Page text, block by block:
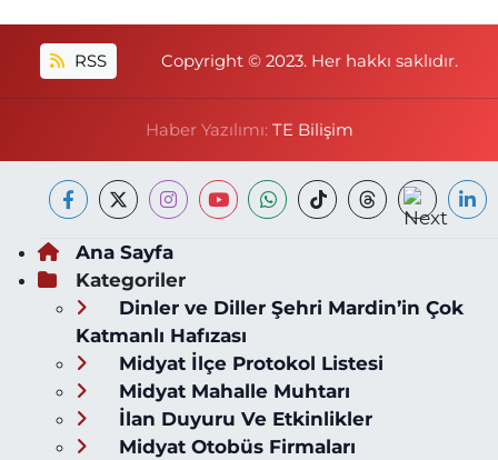
RSS Copyright © 2023. Her hakkı saklıdır.
Haber Yazılımı: TE Bilişim
Ana Sayfa
Kategoriler
Dinler ve Diller Şehri Mardin’in Çok
Katmanlı Hafızası
Midyat İlçe Protokol Listesi
Midyat Mahalle Muhtarı
İlan Duyuru Ve Etkinlikler
Midyat Otobüs Firmaları